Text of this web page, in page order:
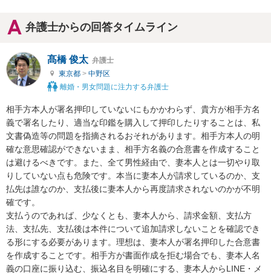
弁護士からの回答タイムライン
髙橋 俊太 弁護士
東京都 > 中野区
離婚・男女問題に注力する弁護士
相手方本人が署名押印していないにもかかわらず、貴方が相手方名
義で署名したり、適当な印鑑を購入して押印したりすることは、私
文書偽造等の問題を指摘されるおそれがあります。相手方本人の明
確な意思確認ができないまま、相手方名義の合意書を作成すること
は避けるべきです。また、全て男性経由で、妻本人とは一切やり取
りしていない点も危険です。本当に妻本人が請求しているのか、支
払先は誰なのか、支払後に妻本人から再度請求されないのかが不明
確です。
支払うのであれば、少なくとも、妻本人から、請求金額、支払方
法、支払先、支払後は本件について追加請求しないことを確認でき
る形にする必要があります。理想は、妻本人が署名押印した合意書
を作成することです。相手方が書面作成を拒む場合でも、妻本人名
義の口座に振り込む、振込名目を明確にする、妻本人からLINE・メ